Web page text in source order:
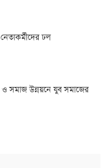
ঢল
ও সমাজ উন্নয়নে যুব সমাজের